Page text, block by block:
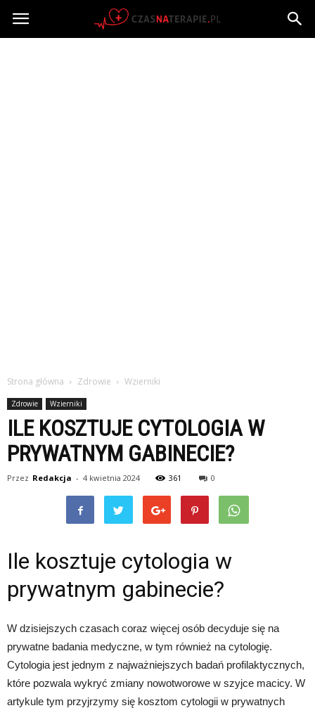
Czasnaterapie.pl
Strona główna Zdrowie Wzierniki
Zdrowie Wzierniki
ILE KOSZTUJE CYTOLOGIA W
PRYWATNYM GABINECIE?
Przez Redakcja - 4 kwietnia 2024 361 0
Ile kosztuje cytologia w
prywatnym gabinecie?
W dzisiejszych czasach coraz więcej osób decyduje się na
prywatne badania medyczne, w tym również na cytologię.
Cytologia jest jednym z najważniejszych badań profilaktycznych,
które pozwala wykryć zmiany nowotworowe w szyjce macicy. W
artykule tym przyjrzymy się kosztom cytologii w prywatnych